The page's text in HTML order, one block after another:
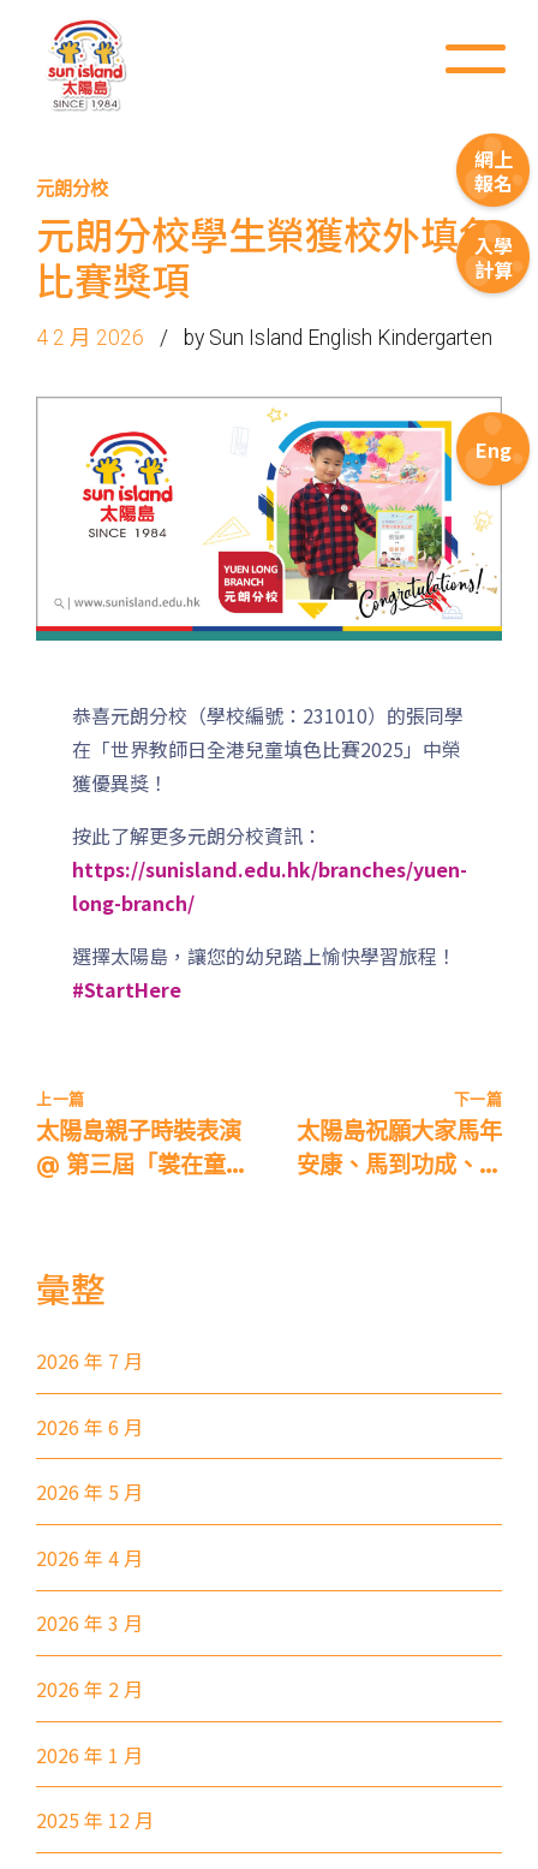
前往方法
西營盤分校
港鐵 西營盤站 (B1 出口)
巴士
4, 4X, 5B, 5X, 7, 10, 18, 18P,
18X, 37A, 43A, 101, 101X, 104,
電車
東行線 (往筲箕灣方向) - 13E
(西邊街) /
保姆車
前往方法
樂民分校
港鐵
巴士
11X, 12A, 14, 15, 15X, 17, 21,
297, 297P, 796X, 101, 106,
保姆車1
紅磡, 何文田, 土瓜灣, 九龍城,
園, 牛頭角
元朗分校
元朗分校學生榮獲校外填色
比賽獎項
4 2 月 2026 by Sun Island English Kindergarten
恭喜元朗分校（學校編號：231010）的張同學
在「世界教師日全港兒童填色比賽2025」中榮
獲優異獎！
按此了解更多元朗分校資訊：
https://sunisland.edu.hk/branches/yuen-
long-branch/
選擇太陽島，讓您的幼兒踏上愉快學習旅程！
#StartHere
上一篇
太陽島親子時裝表演
@ 第三屆「裳在童
下一篇
太陽島祝願大家馬年
安康、馬到功成、龍
彙整
2026 年 7 月
2026 年 6 月
2026 年 5 月
2026 年 4 月
2026 年 3 月
2026 年 2 月
2026 年 1 月
2025 年 12 月
Eng
網上
報名
入學
計算